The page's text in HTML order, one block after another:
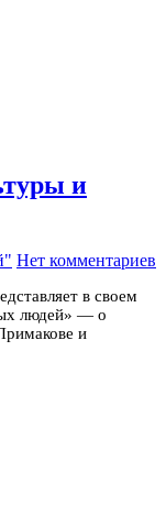
и
Нет комментариев
в своем
людей» — о
и